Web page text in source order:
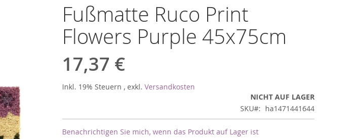
Fußmatte Ruco Print
Flowers Purple 45x75cm
17,37 €
Inkl. 19% Steuern , exkl. Versandkosten
NICHT AUF LAGER
SKU
ha1471441644
Benachrichtigen Sie mich, wenn das Produkt auf Lager ist